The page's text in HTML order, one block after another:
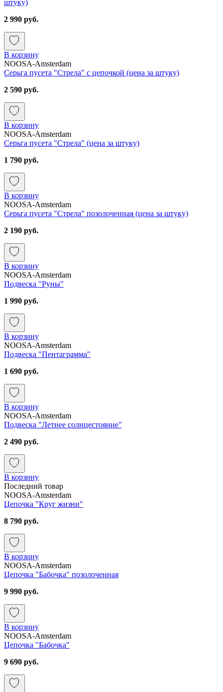
штуку)
2 990 руб.
В корзину
NOOSA-Amsterdam
Серьга пусета "Стрела" с цепочкой (цена за штуку)
2 590 руб.
В корзину
NOOSA-Amsterdam
Серьга пусета "Стрела" (цена за штуку)
1 790 руб.
В корзину
NOOSA-Amsterdam
Серьга пусета "Стрела" позолоченная (цена за штуку)
2 190 руб.
В корзину
NOOSA-Amsterdam
Подвеска "Руны"
1 990 руб.
В корзину
NOOSA-Amsterdam
Подвеска "Пентаграмма"
1 690 руб.
В корзину
NOOSA-Amsterdam
Подвеска "Летнее солнцестояние"
2 490 руб.
В корзину
Последний товар
NOOSA-Amsterdam
Цепочка "Круг жизни"
8 790 руб.
В корзину
NOOSA-Amsterdam
Цепочка "Бабочка" позолоченная
9 990 руб.
В корзину
NOOSA-Amsterdam
Цепочка "Бабочка"
9 690 руб.